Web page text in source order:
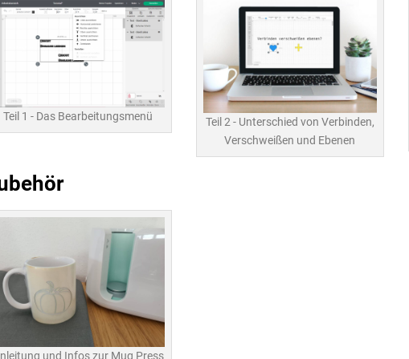
Teil 1 - Das Bearbeitungsmenü
Teil 2 - Unterschied von Verbinden,
Verschweißen und Ebenen
und Infos zur Mug Press